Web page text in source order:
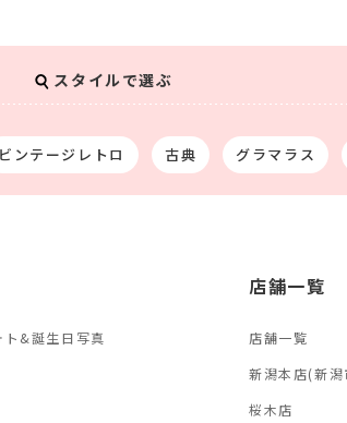
スタイルで選ぶ
ビンテージレトロ 古典 グラマラス
ト&誕生日写真
店舗一覧
店舗一覧
新潟本店(新潟
桜木店